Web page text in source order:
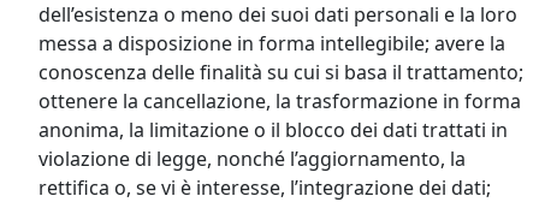
dell’esistenza o meno dei suoi dati personali e la loro
messa a disposizione in forma intellegibile; avere la
conoscenza delle finalità su cui si basa il trattamento;
ottenere la cancellazione, la trasformazione in forma
anonima, la limitazione o il blocco dei dati trattati in
violazione di legge, nonché l’aggiornamento, la
rettifica o, se vi è interesse, l’integrazione dei dati;